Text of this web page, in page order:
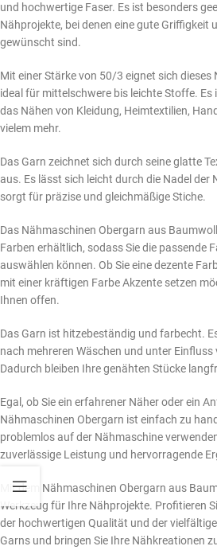
und hochwertige Faser. Es ist besonders
Nähprojekte, bei denen eine gute Griffigkeit
gewünscht sind.
Mit einer Stärke von 50/3 eignet sich dieses
ideal für mittelschwere bis leichte Stoffe.
das Nähen von Kleidung, Heimtextilien,
vielem mehr.
Das Garn zeichnet sich durch seine glatte
aus. Es lässt sich leicht durch die Nadel der
sorgt für präzise und gleichmäßige Stiche.
Das Nähmaschinen Obergarn aus
Farben erhältlich, sodass Sie die passende
auswählen können. Ob Sie eine dezente
mit einer kräftigen Farbe Akzente setzen
Ihnen offen.
Das Garn ist hitzebeständig und farbecht.
nach mehreren Wäschen und unter Einfluss
Dadurch bleiben Ihre genähten Stücke
Egal, ob Sie ein erfahrener Näher oder ein
Nähmaschinen Obergarn ist einfach zu
problemlos auf der Nähmaschine
zuverlässige Leistung und hervorragende
Mit dem Nähmaschinen Obergarn aus
Werkzeug für Ihre Nähprojekte. Profitieren
der hochwertigen Qualität und der
Garns und bringen Sie Ihre Nähkreationen